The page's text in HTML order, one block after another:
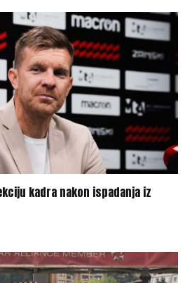
kadra nakon ispadanja iz